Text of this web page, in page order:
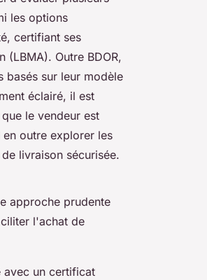
les options
certifiant ses
Outre BDOR,
basés sur leur modèle
éclairé, il est
le vendeur est
outre explorer les
livraison sécurisée.
approche prudente
l'achat de
avec un certificat